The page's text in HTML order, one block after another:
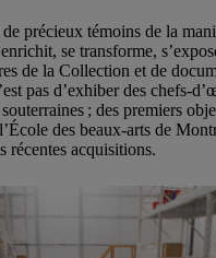
précieux témoins de la
se transforme,
de la Collection et de
pas d’exhiber des chefs-
; des premiers
des beaux-arts de
récentes acquisitions.